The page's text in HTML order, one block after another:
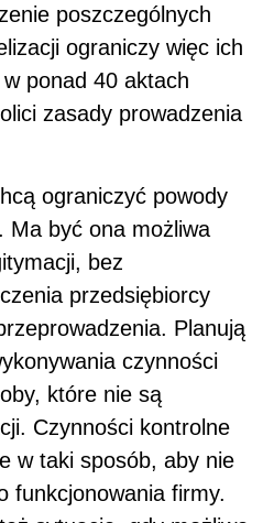
poszczególnych
ograniczy więc ich
ponad 40 aktach
zasady prowadzenia
ograniczyć powody
Ma być ona możliwa
bez
przedsiębiorcy
Planują
czynności
które nie są
Czynności kontrolne
w taki sposób, aby nie
funkcjonowania firmy.